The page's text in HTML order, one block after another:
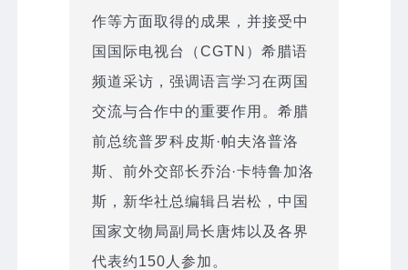
作等方面取得的成果，并接受中
国国际电视台（CGTN）希腊语
频道采访，强调语言学习在两国
交流与合作中的重要作用。希腊
前总统普罗科皮斯·帕夫洛普洛
斯、前外交部长乔治·卡特鲁加洛
斯，新华社总编辑吕岩松，中国
国家文物局副局长唐炜以及各界
代表约150人参加。